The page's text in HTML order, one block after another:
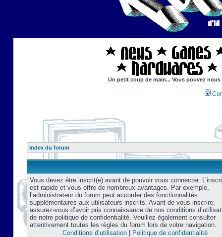
Un petit coup de main... Vous pouvez
Index du forum
Vous devez être inscrit(e) avant de pouvoir vous connecter.
est rapide et vous offre de nombreux avantages. Par exemple,
l’administrateur du forum peut accorder des fonctionnalités
supplémentaires aux utilisateurs inscrits. Avant de vous inscrire,
assurez-vous d’avoir pris connaissance de nos conditions
de notre politique de confidentialité. Veuillez également consulter
attentivement toutes les règles du forum lors de votre navigation.
Conditions d’utilisation| Politique de confidentialité